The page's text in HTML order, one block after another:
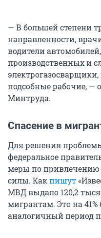
— В большей степени
направленности,
водители
производственных и
подсобные рабочие, —
Минтруда.
Спасение в
Для решения
федеральное
меры по привлечению
силы. Какпишут
МВД выдало 120,2
мигрантам. Это на
аналогичный период